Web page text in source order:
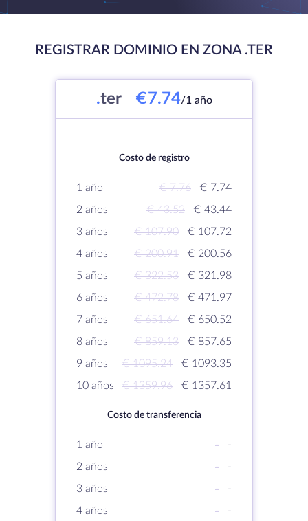
REGISTRAR DOMINIO EN ZONA .TER
.ter €7.74/1 año
Costo de registro
1 año € 7.76
€ 7.74
2 años
€ 43.52
€ 43.44
3 años
€ 107.90
€ 107.72
4 años
€ 200.91
€ 200.56
5 años
€ 322.53
€ 321.98
6 años
€ 472.78
€ 471.97
7 años
€ 651.64
€ 650.52
8 años
€ 859.13
€ 857.65
9 años
€ 1095.24
€ 1093.35
10 años
€ 1359.96 € 1357.61
Costo de transferencia
1 año -
-
2 años
-
-
3 años
-
-
4 años
-
-